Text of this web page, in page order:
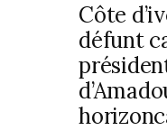
Côte
défunt